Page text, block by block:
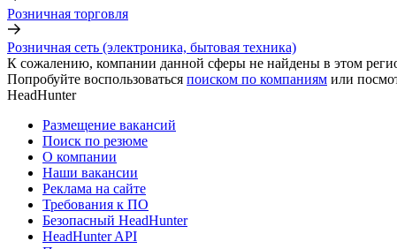
Розничная торговля
Розничная сеть (электроника, бытовая техника)
К сожалению, компании данной сферы не найдены в этом
Попробуйте воспользоваться поиском по компаниям или
HeadHunter
Размещение вакансий
Поиск по резюме
О компании
Наши вакансии
Реклама на сайте
Требования к ПО
Безопасный HeadHunter
HeadHunter API